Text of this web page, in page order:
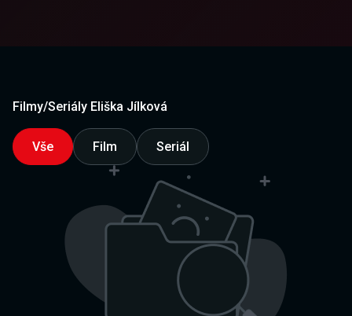
Filmy/Seriály Eliška Jílková
Vše Film Seriál